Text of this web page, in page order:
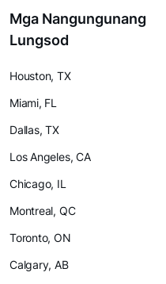
Mga Nangungunang
Lungsod
Houston, TX
Miami, FL
Dallas, TX
Los Angeles, CA
Chicago, IL
Montreal, QC
Toronto, ON
Calgary, AB